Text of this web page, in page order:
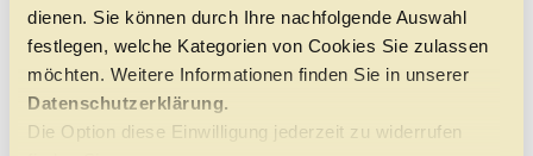
dienen. Sie können durch Ihre nachfolgende Auswahl
festlegen, welche Kategorien von Cookies Sie zulassen
möchten. Weitere Informationen finden Sie in unserer
Datenschutzerklärung.
Die Option diese Einwilligung jederzeit zu widerrufen